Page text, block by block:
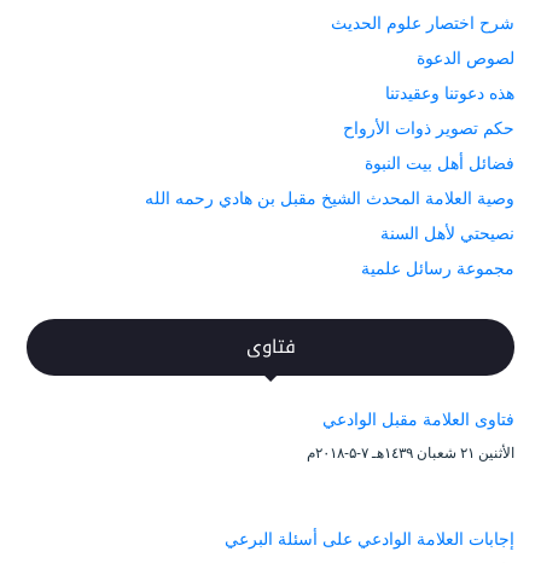
شرح اختصار علوم الحديث
لصوص الدعوة
هذه دعوتنا وعقيدتنا
حكم تصوير ذوات الأرواح
فضائل أهل بيت النبوة
وصية العلامة المحدث الشيخ مقبل بن هادي رحمه الله
نصيحتي لأهل السنة
مجموعة رسائل علمية
فتاوى
فتاوى العلامة مقبل الوادعي
الأثنين ۲۱ شعبان ۱٤۳۹هـ ۷-۵-۲۰۱۸م
إجابات العلامة الوادعي على أسئلة البرعي